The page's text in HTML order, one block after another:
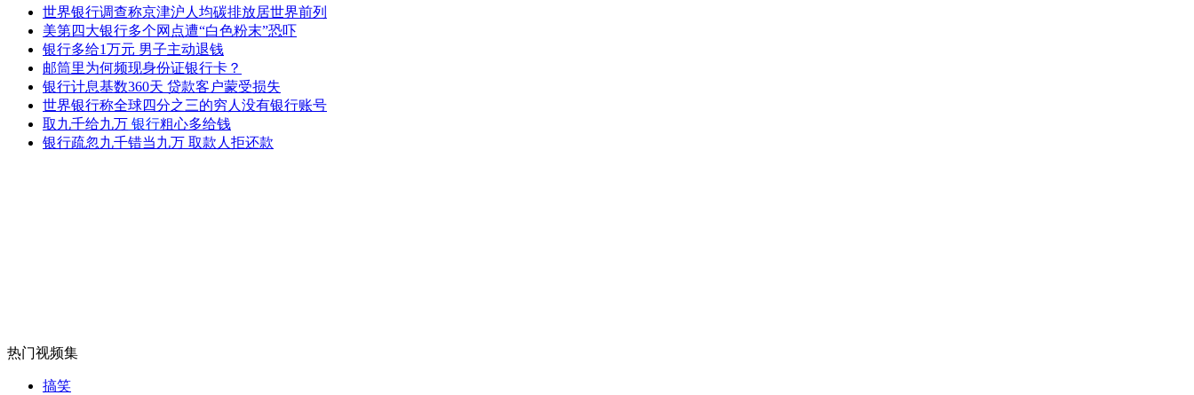
黑洞吞噬红巨星画面被首次捕捉
美售日42架F-35战机总价100亿
外交部：反对强权政治霸凌主义
世界银行调查称京津沪人均碳排放居世界前列
美第四大银行多个网点遭“白色粉末”恐吓
银行多给1万元 男子主动退钱
邮筒里为何频现身份证银行卡？
银行计息基数360天 贷款客户蒙受损失
世界银行称全球四分之三的穷人没有银行账号
取九千给九万 银行粗心多给钱
银行疏忽九千错当九万 取款人拒还款
热门视频集
搞笑